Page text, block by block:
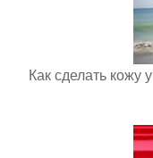
Как сделать кожу